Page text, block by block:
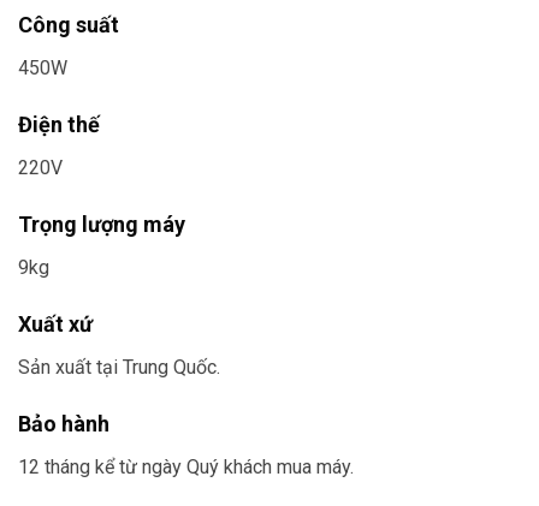
Công suất
450W
Điện thế
220V
Trọng lượng máy
9kg
Xuất xứ
Sản xuất tại Trung Quốc.
Bảo hành
12 tháng kể từ ngày Quý khách mua máy.